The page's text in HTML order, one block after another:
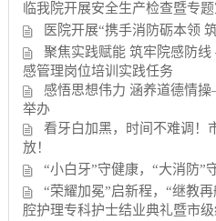
临我院开展安全生产检查暨专
医院开展“携手消防砺本领
聚焦实践赋能 筑牢院感防
感管理岗位培训实践任务
感悟思想伟力 涵养道德情
举办
看牙白加黑，时间不难调！
放！
“小白牙”守健康，“大消防”
“荣耀加冕”启新程，“继教
腔护理专科护士结业典礼暨市